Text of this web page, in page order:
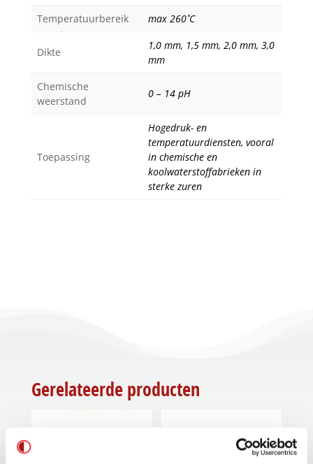
Temperatuurbereik
max 260˚C
Dikte
1,0 mm, 1,5 mm, 2,0 mm, 3,0
mm
Chemische
weerstand
0 – 14 pH
Toepassing
Hogedruk- en
temperatuurdiensten, vooral
in chemische en
koolwaterstoffabrieken in
sterke zuren
Gerelateerde producten